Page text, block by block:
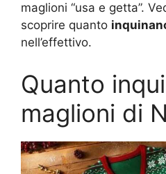
maglioni “usa e getta”.
scoprire quanto
nell’effettivo.
Quanto
maglioni di